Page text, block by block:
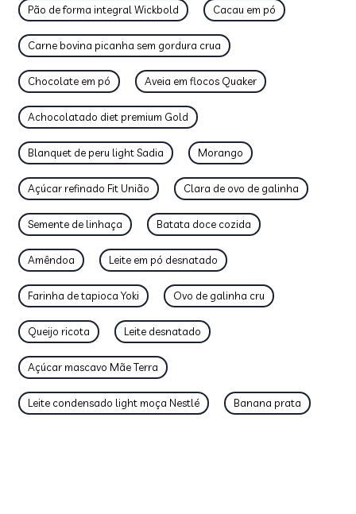
Pão de forma integral Wickbold Cacau em pó
Carne bovina picanha sem gordura crua
Chocolate em pó Aveia em flocos Quaker
Achocolatado diet premium Gold
Blanquet de peru light Sadia Morango
Açúcar refinado Fit União Clara de ovo de galinha
Semente de linhaça Batata doce cozida
Amêndoa Leite em pó desnatado
Farinha de tapioca Yoki Ovo de galinha cru
Queijo ricota Leite desnatado
Açúcar mascavo Mãe Terra
Leite condensado light moça Nestlé Banana prata